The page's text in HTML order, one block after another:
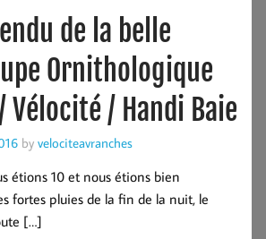
de la belle
Ornithologique
Vélocité / Handi Baie
by velociteavranches
étions 10 et nous étions bien
fortes pluies de la fin de la nuit, le
[…]